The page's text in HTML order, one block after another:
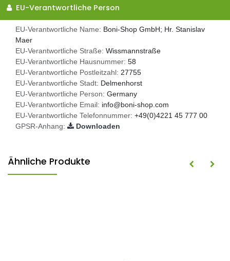
EU-Verantwortliche Person
EU-Verantwortliche Name: Boni-Shop GmbH; Hr. Stanislav
Maer
EU-Verantwortliche Straße: Wissmannstraße
EU-Verantwortliche Hausnummer: 58
EU-Verantwortliche Postleitzahl: 27755
EU-Verantwortliche Stadt: Delmenhorst
EU-Verantwortliche Person: Germany
EU-Verantwortliche Email: info@boni-shop.com
EU-Verantwortliche Telefonnummer: +49(0)4221 45 777 00
GPSR-Anhang:
Downloaden
Ähnliche Produkte